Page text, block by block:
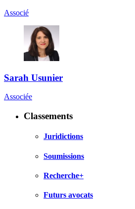
Associé
Sarah Usunier
Associée
Classements
Juridictions
Soumissions
Recherche+
Futurs avocats